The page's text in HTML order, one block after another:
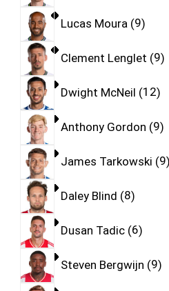
Lucas Moura 9
Clement Lenglet 9
Dwight McNeil 12
Anthony Gordon 9
James Tarkowski 9
Daley Blind 8
Dusan Tadic 6
Steven Bergwijn 9